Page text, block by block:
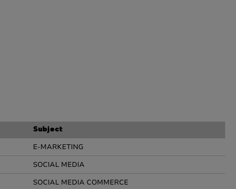
Subject
E-MARKETING
SOCIAL MEDIA
SOCIAL MEDIA COMMERCE